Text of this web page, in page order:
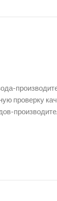
проверку